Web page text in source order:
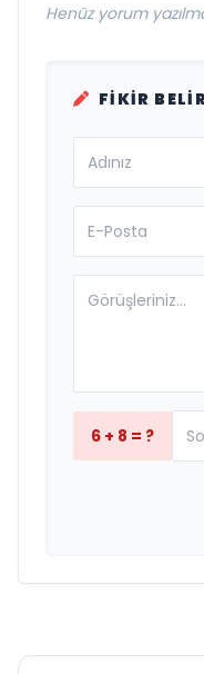
Henüz yorum
FIKIR
6 + 8 = ?